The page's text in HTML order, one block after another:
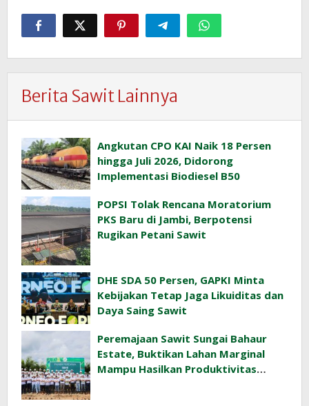
Berita Sawit Lainnya
Angkutan CPO KAI Naik 18 Persen
hingga Juli 2026, Didorong
Implementasi Biodiesel B50
POPSI Tolak Rencana Moratorium
PKS Baru di Jambi, Berpotensi
Rugikan Petani Sawit
DHE SDA 50 Persen, GAPKI Minta
Kebijakan Tetap Jaga Likuiditas dan
Daya Saing Sawit
Peremajaan Sawit Sungai Bahaur
Estate, Buktikan Lahan Marginal
Mampu Hasilkan Produktivitas